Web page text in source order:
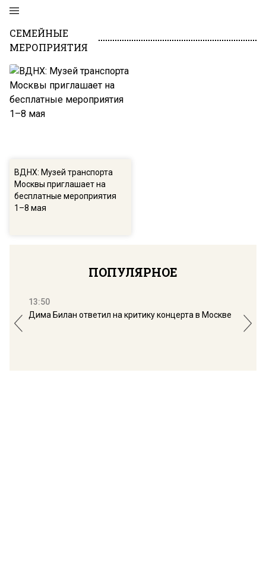
СЕМЕЙНЫЕ
МЕРОПРИЯТИЯ
ВДНХ: Музей транспорта
Москвы приглашает на
бесплатные мероприятия
1–8 мая
ПОПУЛЯРНОЕ
13:50
Дима Билан ответил на критику концерта в Москве